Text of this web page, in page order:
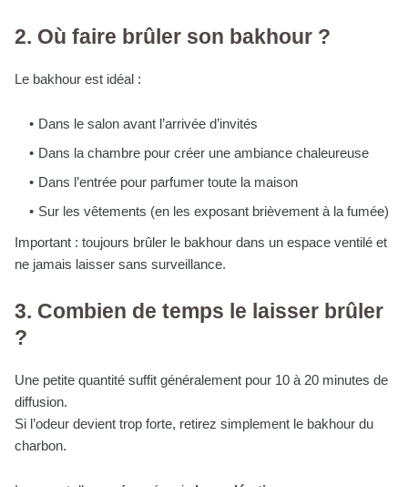
2. Où faire brûler son bakhour ?
Le bakhour est idéal :
Dans le salon avant l’arrivée d’invités
Dans la chambre pour créer une ambiance chaleureuse
Dans l’entrée pour parfumer toute la maison
Sur les vêtements (en les exposant brièvement à la fumée)
Important : toujours brûler le bakhour dans un espace ventilé et
ne jamais laisser sans surveillance.
3. Combien de temps le laisser brûler
?
Une petite quantité suffit généralement pour 10 à 20 minutes de
diffusion.
Si l’odeur devient trop forte, retirez simplement le bakhour du
charbon.